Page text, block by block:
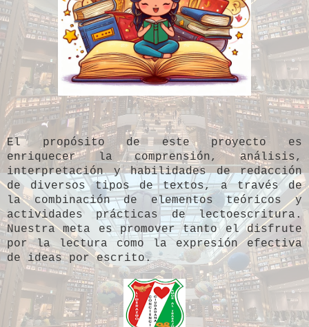
El propósito de este proyecto es
enriquecer la comprensión, análisis,
interpretación y habilidades de redacción
de diversos tipos de textos, a través de
la combinación de elementos teóricos y
actividades prácticas de lectoescritura.
Nuestra meta es promover tanto el disfrute
por la lectura como la expresión efectiva
de ideas por escrito.